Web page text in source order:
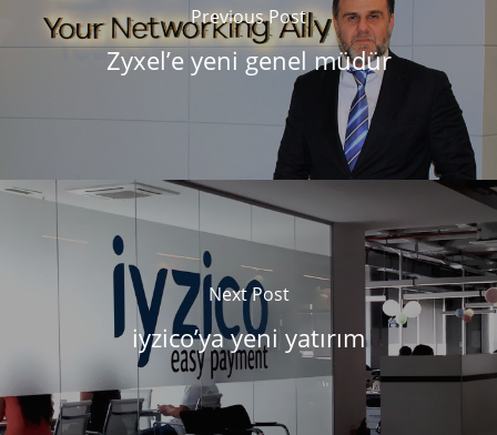
Previous Post
Zyxel’e yeni genel müdür
Next Post
iyzico’ya yeni yatırım